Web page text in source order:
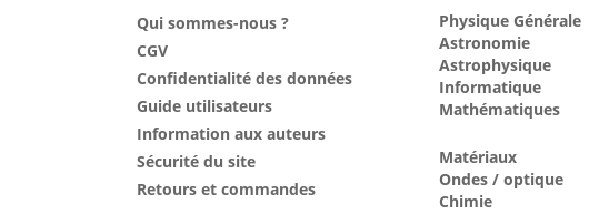
Qui sommes-nous ?
CGV
Confidentialité des données
Guide utilisateurs
Information aux auteurs
Sécurité du site
Retours et commandes
Physique Générale
Astronomie
Astrophysique
Informatique
Mathématiques
Matériaux
Ondes / optique
Chimie